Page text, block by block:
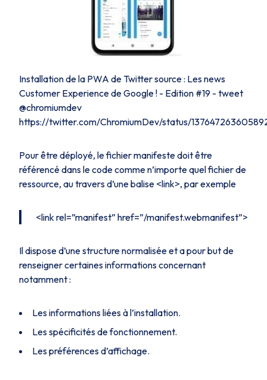
Installation de la PWA de Twitter source : Les news
Customer Experience de Google ! - Edition #19 - tweet
@chromiumdev
https://twitter.com/ChromiumDev/status/
Pour être déployé, le fichier manifeste doit être
référencé dans le code comme n’importe quel fichier de
ressource, au travers d’une balise <link>, par exemple
<link rel=”manifest” href=”/manifest.webmanifest”>
Il dispose d’une structure normalisée et a pour but de
renseigner certaines informations concernant
notamment :
Les informations liées à l’installation.
Les spécificités de fonctionnement.
Les préférences d’affichage.